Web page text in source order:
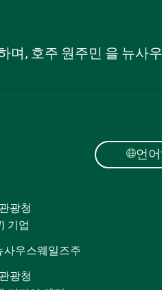
며, 호주 원주민 을 뉴사
광청
기업
사우스웨일즈주
광청
언어